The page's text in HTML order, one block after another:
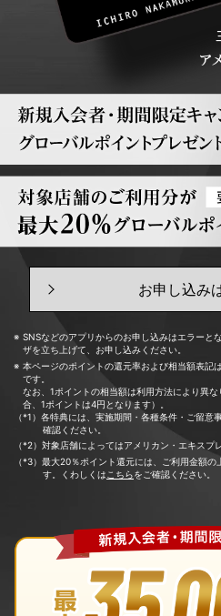
お申し込み
SNSなどのアプリからのお申し込みはエラーと
ザを立ち上げて、お申し込みください。
本ページのポイントの還元率および相当額表記
です。
なお、1ポイントの相当額は利用方法により異
合、1ポイントは4円となります）。
（*1）各特典には、実施期間・各種条件・ご留意
確認ください。
（*2）対象店舗によってはアメリカン・エキスプ
（*3）最大20％ポイント還元には、ご利用金額
す。くわしくは こちらをご確認ください。